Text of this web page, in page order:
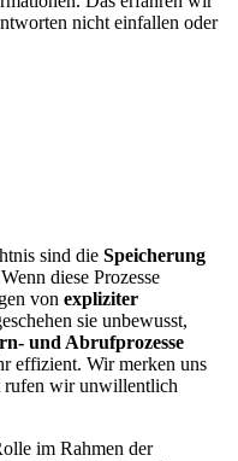
nicht einfallen oder
sind die Speicherung
Wenn diese Prozesse
von expliziter
sie unbewusst,
und Abrufprozesse
effizient. Wir merken uns
rufen wir unwillentlich
im Rahmen der